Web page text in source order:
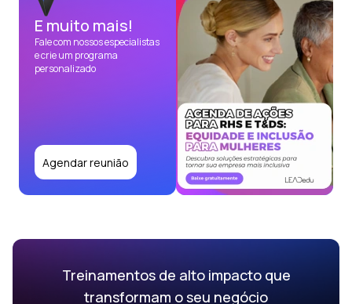
E muito mais!
Fale com nossos especialistas
e crie um programa
personalizado
Agendar reunião
Treinamentos de alto impacto que
transformam o seu negócio